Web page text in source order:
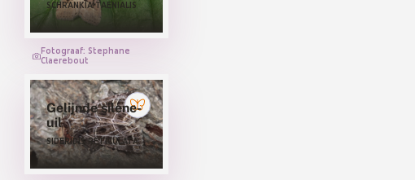
SCHRANKIA TAENIALIS
Fotograaf: Stephane
Claerebout
Gelijnde silene-
uil
SIDERIDIS RETICULATA